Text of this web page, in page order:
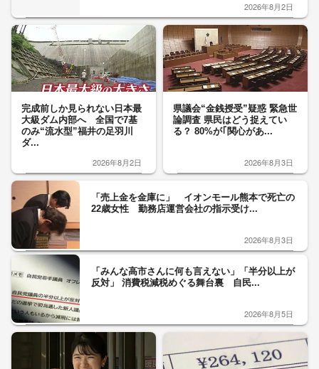
2026年8月2日
完成前しか見られない日本最
大級ダム内部へ 全国で7基
のみ“流水型”福井の足羽川
ダ...
2026年8月2日
県議会“金銭授受”疑惑 緊急世
論調査 県民はどう捉えてい
る？ 80%が｢関心があ...
2026年8月3日
「売上金を金庫に」 イオンモール熊本で死亡の
22歳女性 勤務店運営会社の指示受け...
2026年8月3日
「みんな高市さんに何も言えない」「半分以上が
反対」 消費税減税めぐる舞台裏 自民...
2026年8月5日